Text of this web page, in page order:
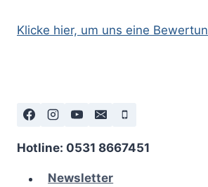
Klicke hier, um uns eine
Hotline: 0531 8667451
Newsletter